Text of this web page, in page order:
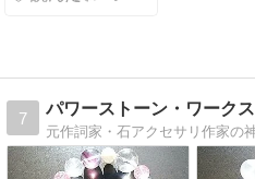
7
パワーストーン・ワークス